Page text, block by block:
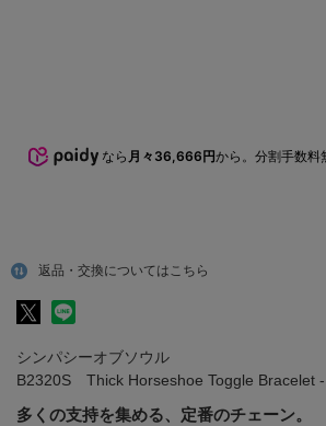
なら 月々36,666円から。分割手数料
返品・交換についてはこちら
シンパシーオブソウル
B2320S Thick Horseshoe Toggle Bracelet
多くの支持を集める、定番のチェーン。